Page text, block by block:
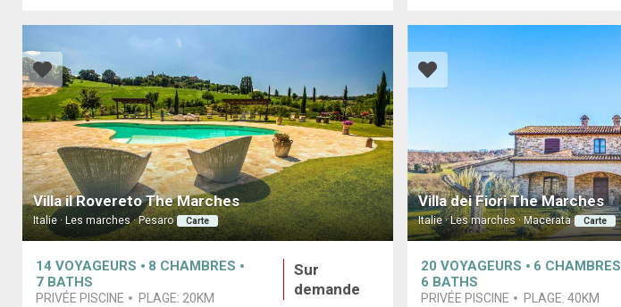
Villa il Rovereto The Marches
Italie · Les marches · Pesaro Carte
14 VOYAGEURS 8 CHAMBRES
7 BATHS
PRIVÉE PISCINE PLAGE: 20KM
Sur
demande
Villa dei Fiori The Marches
Italie · Les marches · Macerata Carte
20VOYAGEURS 6 CHAMBRES
6 BATHS
PRIVÉE PISCINE PLAGE:40KM